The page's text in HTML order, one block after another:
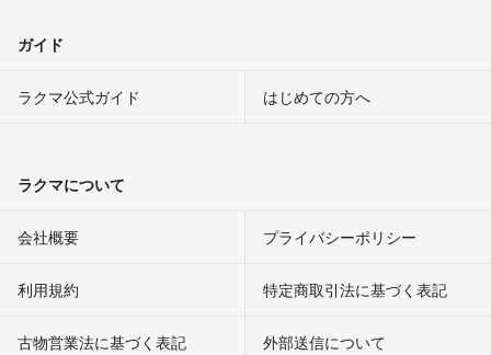
ガイド
ラクマ公式ガイド はじめての方へ
ラクマについて
会社概要 プライバシーポリシー
利用規約 特定商取引法に基づく表記
古物営業法に基づく表記 外部送信について